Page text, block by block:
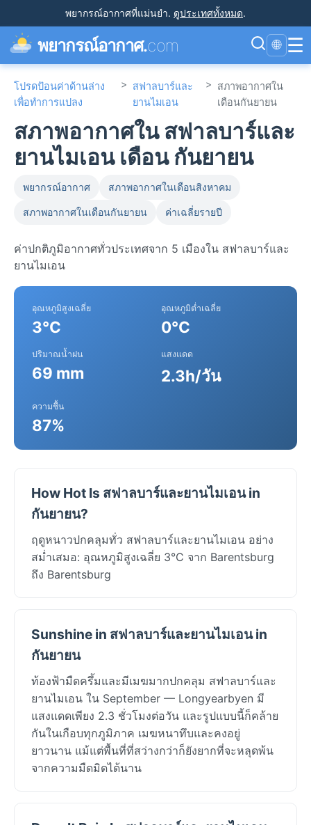
พยากรณ์อากาศที่แม่นยำ. ดูประเทศทั้งหมด.
พยากรณ์อากาศ.com 🌐 ☰
โปรดป้อนค่าด้านล่าง
เพื่อทำการแปลง
> สฟาลบาร์และ
ยานไมเอน
> สภาพอากาศใน
เดือนกันยายน
สภาพอากาศใน สฟาลบาร์และ
ยานไมเอน เดือน กันยายน
พยากรณ์อากาศ สภาพอากาศในเดือนสิงหาคม
สภาพอากาศในเดือนกันยายน ค่าเฉลี่ยรายปี
ค่าปกติภูมิอากาศทั่วประเทศจาก 5 เมืองใน สฟาลบาร์และ
ยานไมเอน
อุณหภูมิสูงเฉลี่ย
3°C
อุณหภูมิต่ำเฉลี่ย
0°C
ปริมาณน้ำฝน
69 mm
แสงแดด
2.3h/วัน
ความชื้น
87%
How Hot Is สฟาลบาร์และยานไมเอน in
กันยายน?
ฤดูหนาวปกคลุมทั่ว สฟาลบาร์และยานไมเอน อย่าง
สม่ำเสมอ: อุณหภูมิสูงเฉลี่ย 3°C จาก Barentsburg
ถึง Barentsburg
Sunshine in สฟาลบาร์และยานไมเอน in
กันยายน
ท้องฟ้ามืดครึ้มและมีเมฆมากปกคลุม สฟาลบาร์และ
ยานไมเอน ใน September — Longyearbyen มี
แสงแดดเพียง 2.3 ชั่วโมงต่อวัน และรูปแบบนี้ก็คล้าย
กันในเกือบทุกภูมิภาค เมฆหนาทึบและคงอยู่
ยาวนาน แม้แต่พื้นที่ที่สว่างกว่าก็ยังยากที่จะหลุดพ้น
จากความมืดมิดได้นาน